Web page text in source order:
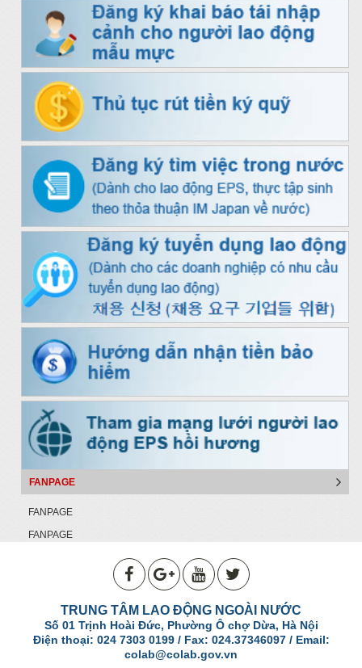
FANPAGE
FANPAGE
FANPAGE
TRUNG TÂM LAO ĐỘNG NGOÀI NƯỚC
Số 01 Trịnh Hoài Đức, Phường Ô chợ Dừa, Hà Nội
Điện thoại: 024 7303 0199 / Fax: 024.37346097 / Email:
colab@colab.gov.vn